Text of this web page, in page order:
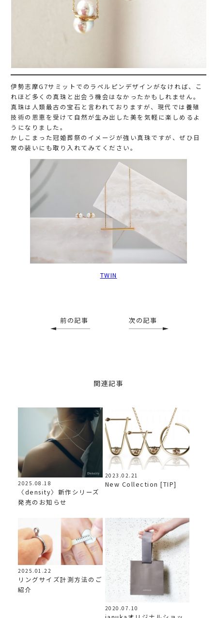
関連記事
2025.08.18
〈density〉新作シリーズ
発売のお知らせ
2023.02.21
New Collection [TIP]
2025.01.22
リングサイズ計測方法のご
紹介
2020.07.10
伊勢志摩G7サミットでのラペルピンデザインがなければ、こ
れほど多くの真珠と出会う機会はなかったかもしれません。
真珠は人類最古の宝石と言われておりますが、現代では養殖
技術の恩恵を受けて自然が生み出した美を気軽に楽しめるよ
うになりました。
かしこまった冠婚葬祭のイメージが強い真珠ですが、ぜひ日
常の装いにも取り入れてみてください。
TWIN
前の記事 次の記事